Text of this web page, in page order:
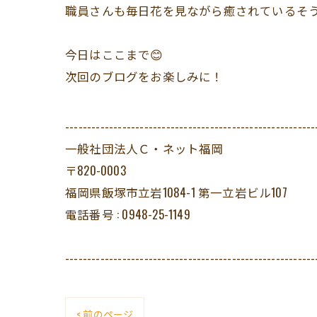
職員さんも毎日花を見ながら癒されているそ
今日はここまで😊
次回のブログをお楽しみに！
一般社団法人Ｃ・ネット福岡
〒820-0003
福岡県飯塚市立岩1084-1 第一立岩ビル107
電話番号 : 0948-25-1149
< 前のページ